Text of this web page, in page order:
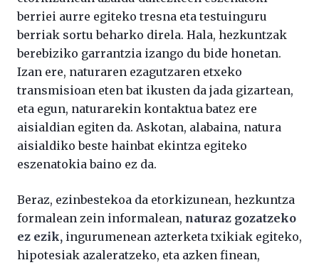
berriei aurre egiteko tresna eta testuinguru
berriak sortu beharko direla. Hala, hezkuntzak
berebiziko garrantzia izango du bide honetan.
Izan ere, naturaren ezagutzaren etxeko
transmisioan eten bat ikusten da jada gizartean,
eta egun, naturarekin kontaktua batez ere
aisialdian egiten da. Askotan, alabaina, natura
aisialdiko beste hainbat ekintza egiteko
eszenatokia baino ez da.
Beraz, ezinbestekoa da etorkizunean, hezkuntza
formalean zein informalean, naturaz gozatzeko
ez ezik, ingurumenean azterketa txikiak egiteko,
hipotesiak azaleratzeko, eta azken finean,